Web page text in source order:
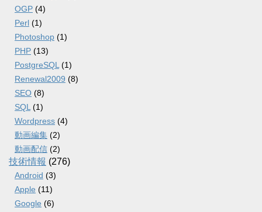
OGP (4)
Perl (1)
Photoshop (1)
PHP (13)
PostgreSQL (1)
Renewal2009 (8)
SEO (8)
SQL (1)
Wordpress (4)
動画編集 (2)
動画配信 (2)
技術情報 (276)
Android (3)
Apple (11)
Google (6)